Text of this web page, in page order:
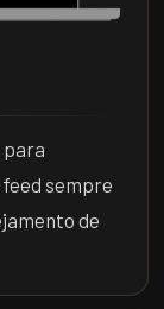
para
sempre
de